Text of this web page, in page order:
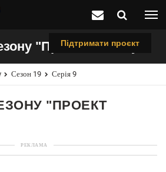
Підтримати проєкт
"Проект Runway"
Сезон 19 Серія 9
"ПРОЕКТ
РЕКЛАМА